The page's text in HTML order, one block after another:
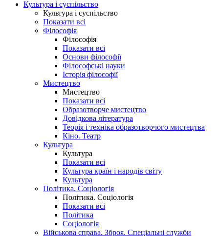
Культура і суспільство
Культура і суспільство
Показати всі
Філософія
Філософія
Показати всі
Основи філософії
Філософські науки
Історія філософії
Мистецтво
Мистецтво
Показати всі
Образотворче мистецтво
Довідкова література
Теорія і техніка образотворчого мистецтва
Кіно. Театр
Культура
Культура
Показати всі
Культура країн і народів світу
Культура
Політика. Соціологія
Політика. Соціологія
Показати всі
Політика
Соціологія
Військова справа. Зброя. Спеціальні служби